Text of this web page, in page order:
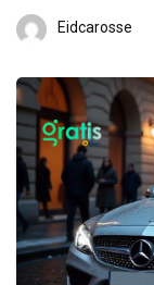
Eidcarosse